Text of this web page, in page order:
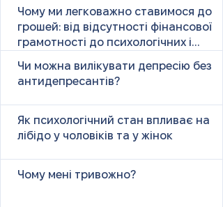
Чому ми легковажно ставимося до
грошей: від відсутності фінансової
грамотності до психологічних і
Чи можна вилікувати депресію без
антидепресантів?
Як психологічний стан впливає на
лібідо у чоловіків та у жінок
Чому мені тривожно?